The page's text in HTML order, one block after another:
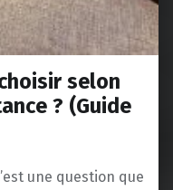
selon
? (Guide
une question que